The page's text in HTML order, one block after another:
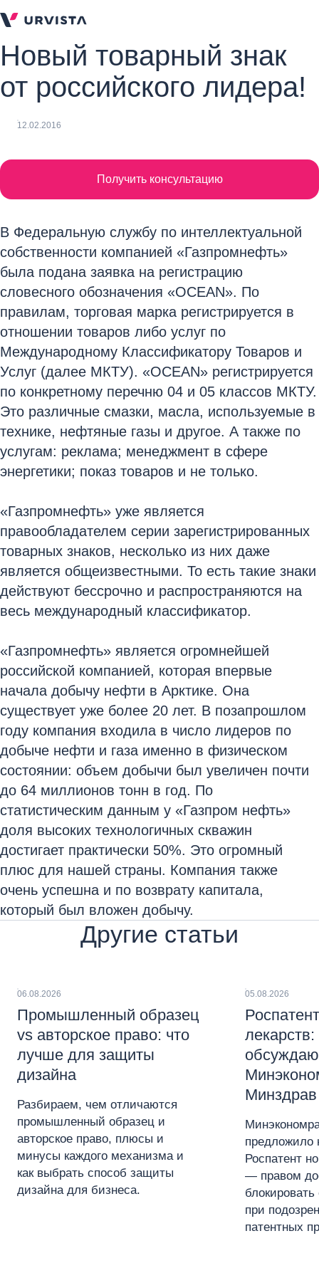
Новый товарный знак
от российского лидера!
12.02.2016
Получить консультацию
В Федеральную службу по интеллектуальной
собственности компанией «Газпромнефть»
была подана заявка на регистрацию
словесного обозначения «OCEAN». По
правилам, торговая марка регистрируется в
отношении товаров либо услуг по
Международному Классификатору Товаров и
Услуг (далее МКТУ). «OCEAN» регистрируется
по конкретному перечню 04 и 05 классов МКТУ.
Это различные смазки, масла, используемые в
технике, нефтяные газы и другое. А также по
услугам: реклама; менеджмент в сфере
энергетики; показ товаров и не только.
«Газпромнефть» уже является
правообладателем серии зарегистрированных
товарных знаков, несколько из них даже
является общеизвестными. То есть такие знаки
действуют бессрочно и распространяются на
весь международный классификатор.
«Газпромнефть» является огромнейшей
российской компанией, которая впервые
начала добычу нефти в Арктике. Она
существует уже более 20 лет. В позапрошлом
году компания входила в число лидеров по
добыче нефти и газа именно в физическом
состоянии: объем добычи был увеличен почти
до 64 миллионов тонн в год. По
статистическим данным у «Газпром нефть»
доля высоких технологичных скважин
достигает практически 50%. Это огромный
плюс для нашей страны. Компания также
очень успешна и по возврату капитала,
который был вложен добычу.
Другие статьи
06.08.2026
Промышленный образец
vs авторское право: что
лучше для защиты
дизайна
Разбираем, чем отличаются
промышленный образец и
авторское право, плюсы и
минусы каждого механизма и
как выбрать способ защиты
дизайна для бизнеса.
05.08.2026
лекарств:
Минздрав
предложило
Роспатент
— правом
блокировать
при
патентных